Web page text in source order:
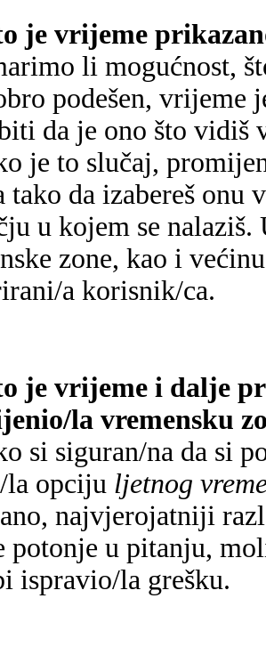
je vrijeme
li mogućnost,
podešen, vrijeme
da je ono što vidiš
je to slučaj,
da izabereš onu
u kojem se
zone, kao i
a korisnik/ca.
je vrijeme i dalje
la vremensku
si siguran/na da si
la opciju ljetnog
najvjerojatniji
potonje u pitanju,
ispravio/la grešku.